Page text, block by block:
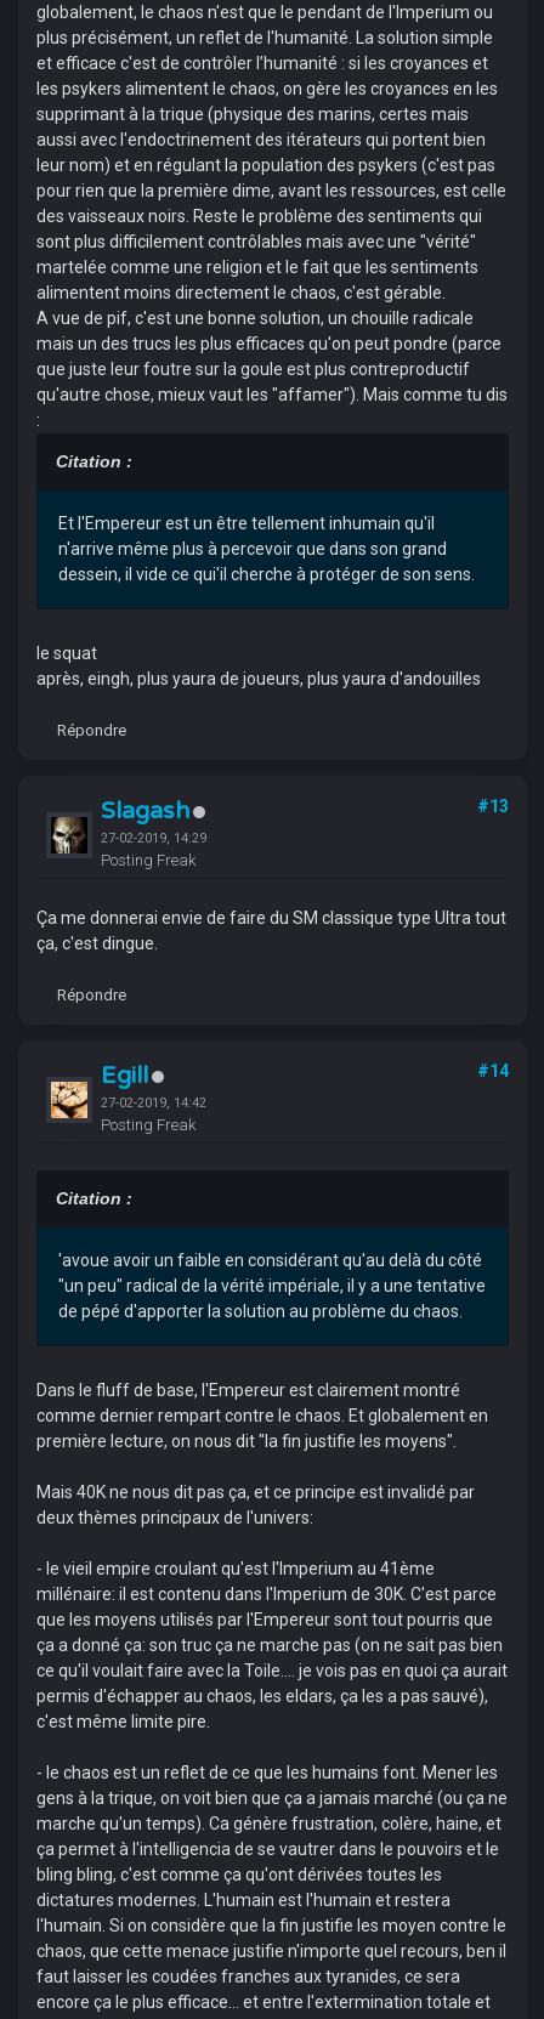
globalement, le chaos n'est que le pendant de l'Imperium ou
plus précisément, un reflet de l'humanité. La solution simple
et efficace c'est de contrôler l’humanité : si les croyances et
les psykers alimentent le chaos, on gère les croyances en les
supprimant à la trique (physique des marins, certes mais
aussi avec l'endoctrinement des itérateurs qui portent bien
leur nom) et en régulant la population des psykers (c'est pas
pour rien que la première dime, avant les ressources, est celle
des vaisseaux noirs. Reste le problème des sentiments qui
sont plus difficilement contrôlables mais avec une "vérité"
martelée comme une religion et le fait que les sentiments
alimentent moins directement le chaos, c'est gérable.
A vue de pif, c'est une bonne solution, un chouille radicale
mais un des trucs les plus efficaces qu'on peut pondre (parce
que juste leur foutre sur la goule est plus contreproductif
qu'autre chose, mieux vaut les "affamer"). Mais comme tu dis
:
Citation :
Et l'Empereur est un être tellement inhumain qu'il
n'arrive même plus à percevoir que dans son grand
dessein, il vide ce qui'il cherche à protéger de son sens.
le squat
après, eingh, plus yaura de joueurs, plus yaura d'andouilles
Répondre
Slagash
27-02-2019, 14:29
Posting Freak
#13
Ça me donnerai envie de faire du SM classique type Ultra tout
ça, c'est dingue.
Répondre
Egill
27-02-2019, 14:42
Posting Freak
#14
Citation :
'avoue avoir un faible en considérant qu'au delà du côté
"un peu" radical de la vérité impériale, il y a une tentative
de pépé d'apporter la solution au problème du chaos.
Dans le fluff de base, l'Empereur est clairement montré
comme dernier rempart contre le chaos. Et globalement en
première lecture, on nous dit "la fin justifie les moyens".
Mais 40K ne nous dit pas ça, et ce principe est invalidé par
deux thèmes principaux de l'univers:
- le vieil empire croulant qu'est l'Imperium au 41ème
millénaire: il est contenu dans l'Imperium de 30K. C'est parce
que les moyens utilisés par l'Empereur sont tout pourris que
ça a donné ça: son truc ça ne marche pas (on ne sait pas bien
ce qu'il voulait faire avec la Toile.... je vois pas en quoi ça aurait
permis d'échapper au chaos, les eldars, ça les a pas sauvé),
c'est même limite pire.
- le chaos est un reflet de ce que les humains font. Mener les
gens à la trique, on voit bien que ça a jamais marché (ou ça ne
marche qu'un temps). Ca génère frustration, colère, haine, et
ça permet à l'intelligencia de se vautrer dans le pouvoirs et le
bling bling, c'est comme ça qu'ont dérivées toutes les
dictatures modernes. L'humain est l'humain et restera
l'humain. Si on considère que la fin justifie les moyen contre le
chaos, que cette menace justifie n'importe quel recours, ben il
faut laisser les coudées franches aux tyranides, ce sera
encore ça le plus efficace... et entre l'extermination totale et